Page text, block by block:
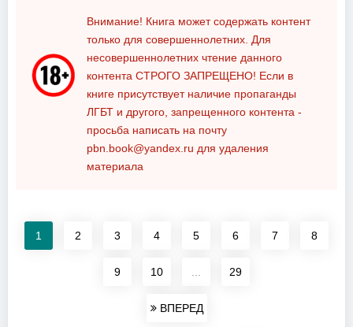
Внимание! Книга может содержать контент
только для совершеннолетних. Для
несовершеннолетних чтение данного
контента СТРОГО ЗАПРЕЩЕНО! Если в
книге присутствует наличие пропаганды
ЛГБТ и другого, запрещенного контента -
просьба написать на почту
pbn.book@yandex.ru для удаления
материала
1 2 3 4 5 6 7 8
9 10 29
ВПЕРЕД